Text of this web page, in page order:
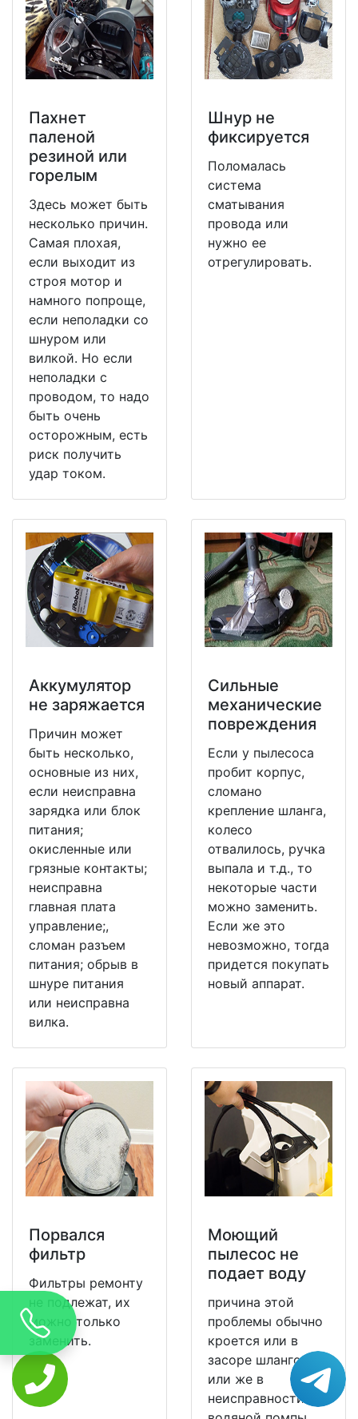
Пахнет
паленой
резиной или
горелым
Здесь может быть
несколько причин.
Самая плохая,
если выходит из
строя мотор и
намного попроще,
если неполадки со
шнуром или
вилкой. Но если
неполадки с
проводом, то надо
быть очень
осторожным, есть
риск получить
удар током.
Шнур не
фиксируется
Поломалась
система
сматывания
провода или
нужно ее
отрегулировать.
Аккумулятор
не заряжается
Причин может
быть несколько,
основные из них,
если неисправна
зарядка или блок
питания;
окисленные или
грязные контакты;
неисправна
главная плата
управление;,
сломан разъем
питания; обрыв в
шнуре питания
или неисправна
вилка.
Сильные
механические
повреждения
Если у пылесоса
пробит корпус,
сломано
крепление шланга,
колесо
отвалилось, ручка
выпала и т.д., то
некоторые части
можно заменить.
Если же это
невозможно, тогда
придется покупать
новый аппарат.
Порвался
фильтр
Фильтры ремонту
не подлежат, их
можно только
заменить.
Моющий
пылесос не
подает воду
причина этой
проблемы обычно
кроется или в
засоре шлангов,
или же в
неисправности